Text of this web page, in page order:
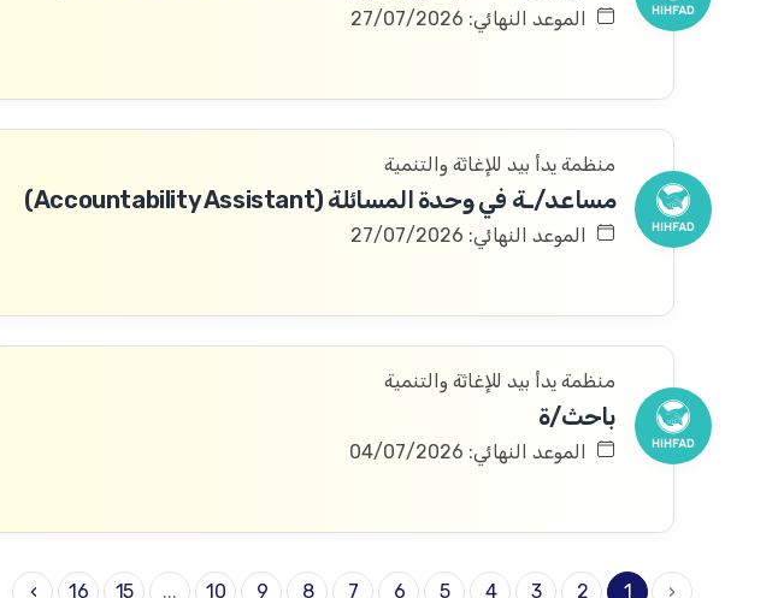
الموعد النهائي: 27/07/2026
منظمة يدأ بيد للإغاثة والتنمية
مساعد/ـة في وحدة المسائلة (Accountability Assistant)
الموعد النهائي: 27/07/2026
منظمة يدأ بيد للإغاثة والتنمية
باحث/ة
الموعد النهائي: 04/07/2026
‹
1
2
3
4
5
6
7
8
9
10
...
15
16
›